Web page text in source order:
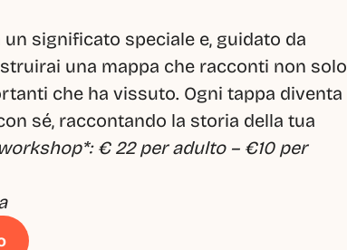
significato speciale e, guidato da
una mappa che racconti non solo
che ha vissuto. Ogni tappa diventa
sé, raccontando la storia della tua
€ 22 per adulto – €10 per